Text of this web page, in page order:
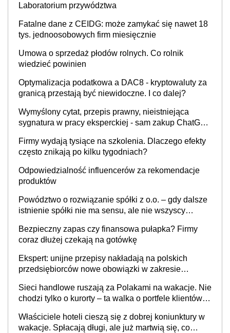
Laboratorium przywództwa
Fatalne dane z CEIDG: może zamykać się nawet 18
tys. jednoosobowych firm miesięcznie
Umowa o sprzedaż płodów rolnych. Co rolnik
wiedzieć powinien
Optymalizacja podatkowa a DAC8 - kryptowaluty za
granicą przestają być niewidoczne. I co dalej?
Wymyślony cytat, przepis prawny, nieistniejąca
sygnatura w pracy eksperckiej - sam zakup ChatGPT
Firmy wydają tysiące na szkolenia. Dlaczego efekty
często znikają po kilku tygodniach?
Odpowiedzialność influencerów za rekomendacje
produktów
Powództwo o rozwiązanie spółki z o.o. – gdy dalsze
istnienie spółki nie ma sensu, ale nie wszyscy
Bezpieczny zapas czy finansowa pułapka? Firmy
coraz dłużej czekają na gotówkę
Ekspert: unijne przepisy nakładają na polskich
przedsiębiorców nowe obowiązki w zakresie
Sieci handlowe ruszają za Polakami na wakacje. Nie
chodzi tylko o kurorty – ta walka o portfele klientów
cichu
Właściciele hoteli cieszą się z dobrej koniunktury w
wakacje. Spłacają długi, ale już martwią się, co